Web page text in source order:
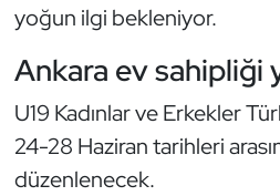
yoğun ilgi bekleniyor.
Ankara ev sahipliği
U19 Kadınlar ve Erkekler
24-28 Haziran tarihleri
düzenlenecek.
İşitme Engelli Sporcular
Judo ve Kuraş
Kano ve Rafting